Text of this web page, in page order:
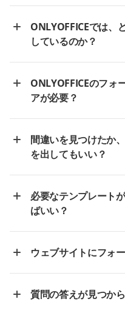
ONLYOFFICEでは、
しているのか？
ONLYOFFICEのフォ
アが必要？
間違いを見つけたか
を出してもいい？
必要なテンプレート
ばいい？
ウェブサイトにフォ
質問の答えが見つか